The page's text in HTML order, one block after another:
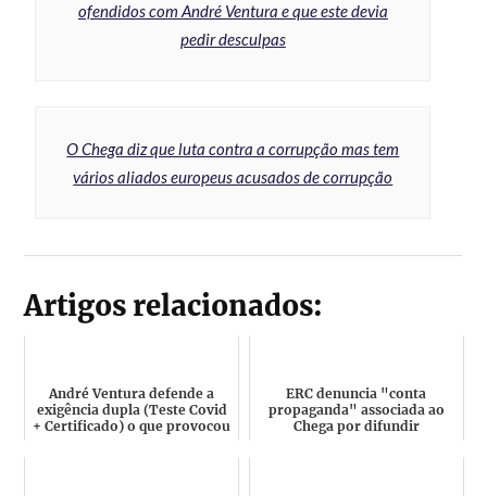
ofendidos com André Ventura e que este devia
pedir desculpas
O Chega diz que luta contra a corrupção mas tem
vários aliados europeus acusados de corrupção
Artigos relacionados:
André Ventura defende a
exigência dupla (Teste Covid
+ Certificado) o que provocou
ERC denuncia "conta
propaganda" associada ao
Chega por difundir